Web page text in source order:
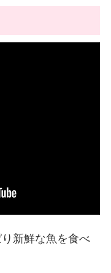
新鮮な魚を食べ